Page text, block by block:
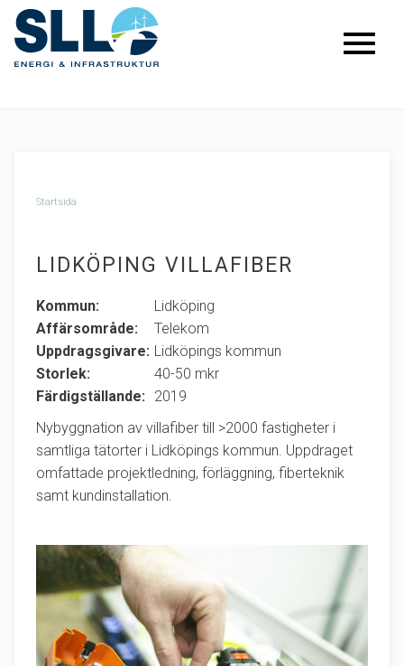
Startsida
LIDKÖPING VILLAFIBER
Kommun:
Lidköping
Affärsområde:
Telekom
Uppdragsgivare: Lidköpings kommun
Storlek:
40-50 mkr
Färdigställande:
2019
Nybyggnation av villafiber till >2000 fastigheter i
samtliga tätorter i Lidköpings kommun. Uppdraget
omfattade projektledning, förläggning, fiberteknik
samt kundinstallation.